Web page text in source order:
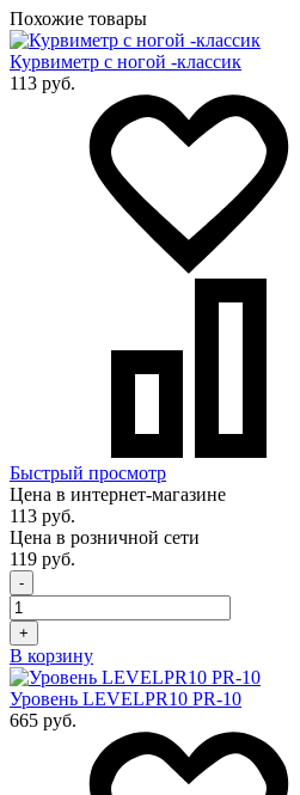
Похожие товары
Курвиметр с ногой -классик
113 руб.
Быстрый просмотр
Цена в интернет-магазине
113 руб.
Цена в розничной сети
119 руб.
-
+
В корзину
Уровень LEVELPR10 PR-10
665 руб.